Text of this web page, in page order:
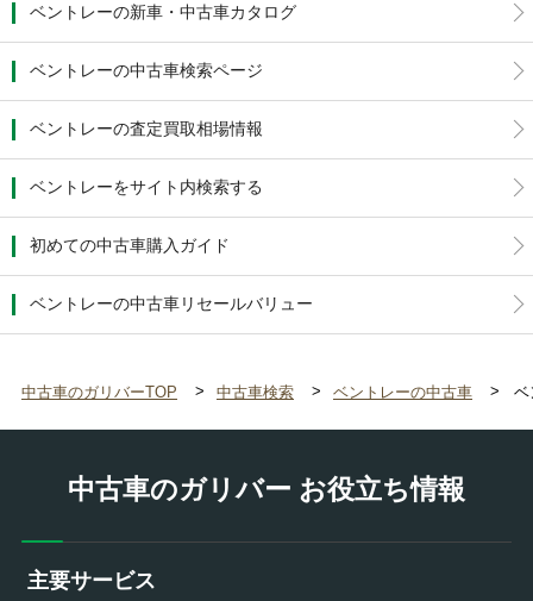
ベントレーの新車・中古車カタログ
ベントレーの中古車検索ページ
ベントレーの査定買取相場情報
ベントレーをサイト内検索する
初めての中古車購入ガイド
ベントレーの中古車リセールバリュー
中古車のガリバーTOP 中古車検索 ベントレーの中古車 ベ
中古車のガリバー お役立ち情報
主要サービス